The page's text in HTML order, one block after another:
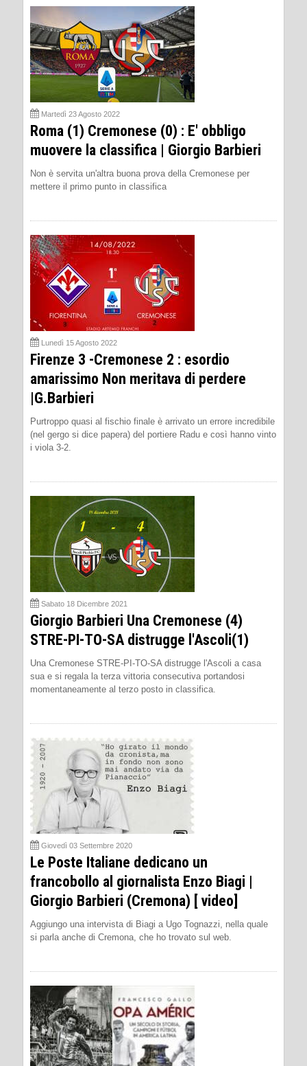
Martedì 23 Agosto 2022
Roma (1) Cremonese (0) : E' obbligo
muovere la classifica | Giorgio Barbieri
Non è servita un'altra buona prova della Cremonese per
mettere il primo punto in classifica
Lunedì 15 Agosto 2022
Firenze 3 -Cremonese 2 : esordio
amarissimo Non meritava di perdere
|G.Barbieri
Purtroppo quasi al fischio finale è arrivato un errore incredibile
(nel gergo si dice papera) del portiere Radu e così hanno vinto
i viola 3-2.
Sabato 18 Dicembre 2021
Giorgio Barbieri Una Cremonese (4)
STRE-PI-TO-SA distrugge l'Ascoli(1)
Una Cremonese STRE-PI-TO-SA distrugge l'Ascoli a casa
sua e si regala la terza vittoria consecutiva portandosi
momentaneamente al terzo posto in classifica.
Giovedì 03 Settembre 2020
Le Poste Italiane dedicano un
francobollo al giornalista Enzo Biagi |
Giorgio Barbieri (Cremona) [ video]
Aggiungo una intervista di Biagi a Ugo Tognazzi, nella quale
si parla anche di Cremona, che ho trovato sul web.